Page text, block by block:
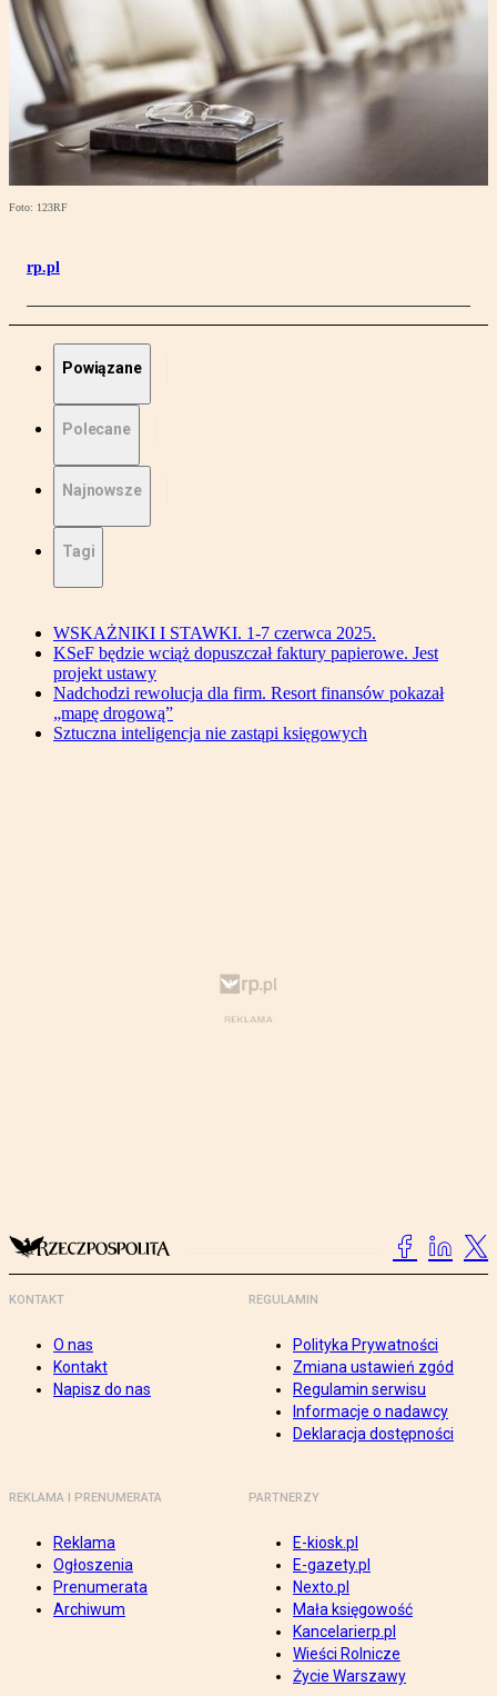
Foto: 123RF
rp.pl
Powiązane
Polecane
Najnowsze
Tagi
WSKAŻNIKI I STAWKI. 1-7 czerwca 2025.
KSeF będzie wciąż dopuszczał faktury papierowe. Jest
projekt ustawy
Nadchodzi rewolucja dla firm. Resort finansów pokazał
„mapę drogową”
Sztuczna inteligencja nie zastąpi księgowych
KONTAKT
O nas
Kontakt
Napisz do nas
REGULAMIN
Polityka Prywatności
Zmiana ustawień zgód
Regulamin serwisu
Informacje o nadawcy
Deklaracja dostępności
REKLAMA I PRENUMERATA
Reklama
Ogłoszenia
Prenumerata
Archiwum
PARTNERZY
E-kiosk.pl
E-gazety.pl
Nexto.pl
Mała księgowość
Kancelarierp.pl
Wieści Rolnicze
Życie Warszawy